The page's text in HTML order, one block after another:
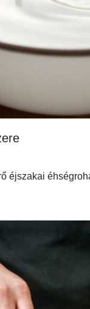
éjszakai